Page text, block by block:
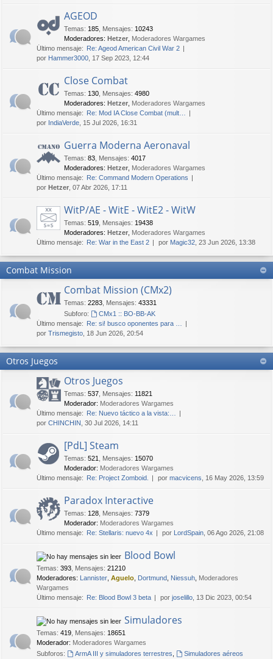
AGEOD
Temas: 185 Mensajes: 10243
Moderadores: Hetzer Moderadores Wargames
Último mensaje: Re: Ageod American Civil War 2
por Hammer3000 , 17 Sep 2023, 12:44
Close Combat
Temas: 130 Mensajes: 4980
Moderadores: Hetzer Moderadores Wargames
Último mensaje: Re: Mod IA Close Combat (mult…
por IndiaVerde , 15 Jul 2026, 16:31
Guerra Moderna Aeronaval
Temas: 83 Mensajes: 4017
Moderadores: Hetzer Moderadores Wargames
Último mensaje: Re: Command Modern Operations
por Hetzer , 07 Abr 2026, 17:11
WitP/AE - WitE - WitE2 - WitW
Temas: 519 Mensajes: 19438
Moderadores: Hetzer Moderadores Wargames
Último mensaje: Re: War in the East 2 por Magic32 , 23 Jun 2026, 13:38
Combat Mission
Combat Mission (CMx2)
Temas: 2283 Mensajes: 43331
Subforo:
CMx1 :: BO-BB-AK
Último mensaje: Re: si! busco oponentes para …
por Trismegisto , 18 Jun 2026, 20:54
Otros Juegos
Otros Juegos
Temas: 537 Mensajes: 11821
Moderador: Moderadores Wargames
Último mensaje: Re: Nuevo táctico a la vista:…
por CHINCHIN , 30 Jul 2026, 14:11
[PdL] Steam
Temas: 521 Mensajes: 15070
Moderador: Moderadores Wargames
Último mensaje: Re: Project Zomboid. por macvicens , 16 May 2026, 13:59
Paradox Interactive
Temas: 128 Mensajes: 7379
Moderador: Moderadores Wargames
Último mensaje: Re: Stellaris: nuevo 4x por LordSpain , 06 Ago 2026, 21:08
Blood Bowl
Temas: 393 Mensajes: 21210
Moderadores: Lannister Aguelo Dortmund Niessuh Moderadores
Wargames
Último mensaje: Re: Blood Bowl 3 beta por joselillo , 13 Dic 2023, 00:54
Simuladores
Temas: 419 Mensajes: 18651
Moderador: Moderadores Wargames
Subforos:
ArmA III y simuladores terrestres
Simuladores aéreos